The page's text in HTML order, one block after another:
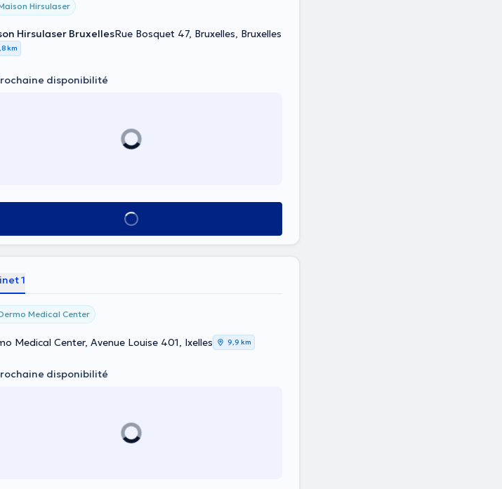
Hirsulaser
Hirsulaser Bruxelles Rue Bosquet 47, Bruxelles, Bruxelles
km
disponibilité
Voir tout
1
Medical Center
Medical Center, Avenue Louise 401, Ixelles 9,9 km
disponibilité